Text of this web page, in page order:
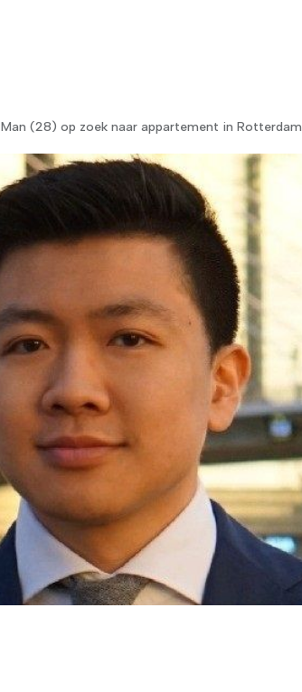
Man (28) op zoek naar appartement in Rotterdam